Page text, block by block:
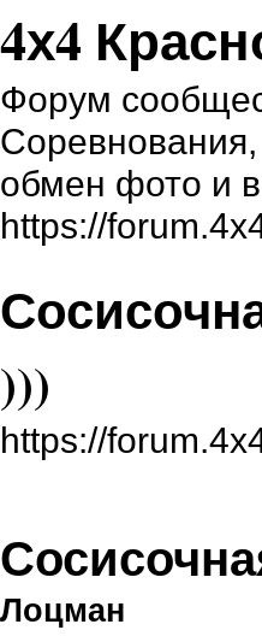
4х4
Форум
обмен фото и
https://
)))
https://
Лоцман